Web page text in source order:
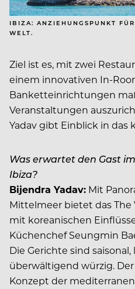
IBIZA: ANZIEHUNGSPUNKT
WELT.
Ziel ist es, mit zwei
einem innovativen In-
Banketteinrichtungen
Veranstaltungen
Yadav gibt Einblick in das
Was erwartet den Gast
Ibiza?
Bijendra Yadav: Mit
Mittelmeer bietet das The
mit koreanischen
Küchenchef Seungmin
Die Gerichte sind
überwältigend würzig.
Konzept der